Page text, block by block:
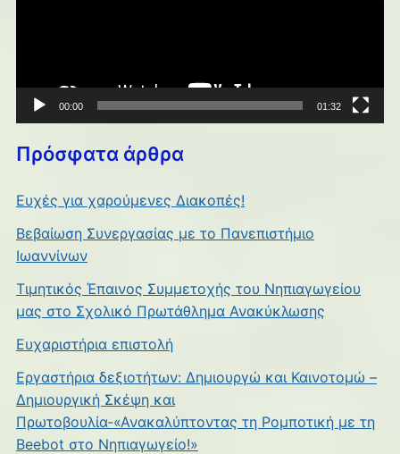
00:00 01:32
Πρόσφατα άρθρα
Ευχές για χαρούμενες Διακοπές!
Βεβαίωση Συνεργασίας με το Πανεπιστήμιο
Ιωαννίνων
Τιμητικός Έπαινος Συμμετοχής του Νηπιαγωγείου
μας στο Σχολικό Πρωτάθλημα Ανακύκλωσης
Ευχαριστήρια επιστολή
Εργαστήρια δεξιοτήτων: Δημιουργώ και Καινοτομώ –
Δημιουργική Σκέψη και
Πρωτοβουλία-«Ανακαλύπτοντας τη Ρομποτική με τη
Beebot στο Νηπιαγωγείο!»